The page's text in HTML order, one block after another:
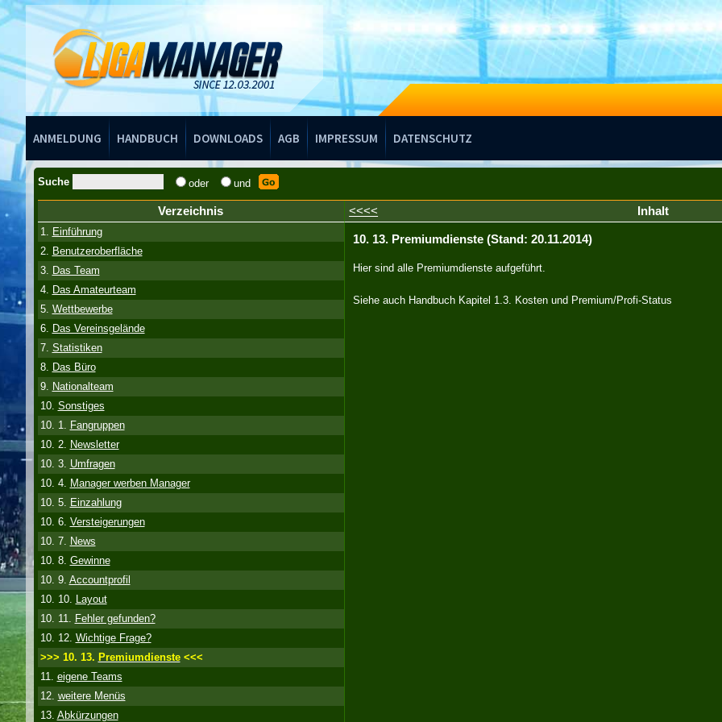
ANMELDUNG HANDBUCH DOWNLOADS AGB IMPRESSUM DATENSCHUTZ
Handbuch
Suche oder und
Verzeichnis
1. Einführung
2. Benutzeroberfläche
3. Das Team
4. Das Amateurteam
5. Wettbewerbe
6. Das Vereinsgelände
7. Statistiken
8. Das Büro
9. Nationalteam
10. Sonstiges
10. 1. Fangruppen
10. 2. Newsletter
10. 3. Umfragen
10. 4. Manager werben Manager
10. 5. Einzahlung
10. 6. Versteigerungen
10. 7. News
10. 8. Gewinne
10. 9. Accountprofil
10. 10. Layout
10. 11. Fehler gefunden?
10. 12. Wichtige Frage?
>>> 10. 13. Premiumdienste<<<
11. eigene Teams
12. weitere Menüs
13. Abkürzungen
<<<< Inhalt
10. 13. Premiumdienste (Stand: 20.11.2014)
Hier sind alle Premiumdienste aufgeführt.
Siehe auch Handbuch Kapitel 1.3. Kosten und Premium/Profi-Status